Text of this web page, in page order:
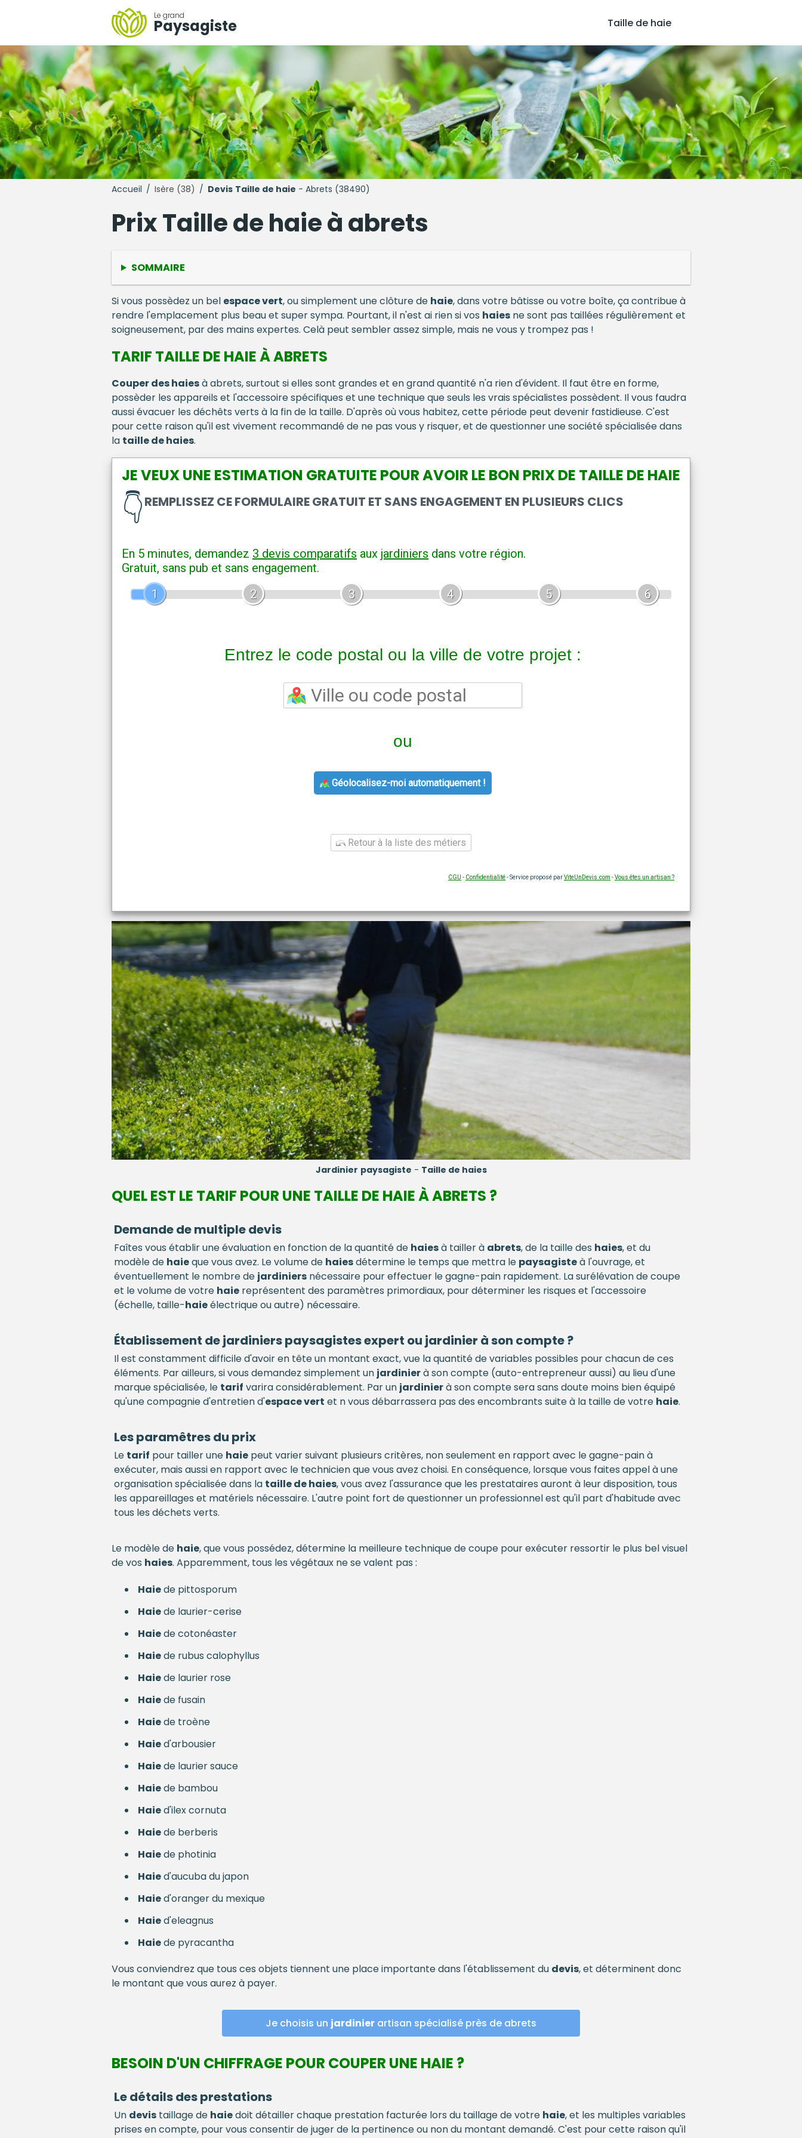
Le grand
Paysagiste Taille de haie
Accueil / Isère (38) / Devis Taille de haie - Abrets (38490)
Prix Taille de haie à abrets
SOMMAIRE
Si vous possèdez un bel espace vert, ou simplement une clôture de haie, dans votre bâtisse ou votre boîte, ça contribue à
rendre l'emplacement plus beau et super sympa. Pourtant, il n'est ai rien si vos haies ne sont pas taillées régulièrement et
soigneusement, par des mains expertes. Celà peut sembler assez simple, mais ne vous y trompez pas !
TARIF TAILLE DE HAIE À ABRETS
Couper des haiesà abrets, surtout si elles sont grandes et en grand quantité n'a rien d'évident. Il faut être en forme,
possèder les appareils et l'accessoire spécifiques et une technique que seuls les vrais spécialistes possèdent. Il vous faudra
aussi évacuer les déchêts verts à la fin de la taille. D'après où vous habitez, cette période peut devenir fastidieuse. C'est
pour cette raison qu'il est vivement recommandé de ne pas vous y risquer, et de questionner une société spécialisée dans
la taille de haies.
JE VEUX UNE ESTIMATION GRATUITE POUR AVOIR LE BON PRIX DE TAILLE DE HAIE
REMPLISSEZ CE FORMULAIRE GRATUIT ET SANS ENGAGEMENT EN PLUSIEURS CLICS
👇
En 5 minutes, demandez 3 devis comparatifs aux jardiniers dans votre région.
Gratuit, sans pub et sans engagement.
1
2 3 4 5 6
Entrez le code postal ou la ville de votre projet :
ou
Géolocalisez-moi automatiquement !
Retour à la liste des métiers
CGU - Confidentialité- Service proposé parViteUnDevis.com -Vous êtes un artisan ?
Jardinier paysagiste - Taille de haies
QUEL EST LE TARIF POUR UNE TAILLE DE HAIE À ABRETS ?
Demande de multiple devis
Faîtes vous établir une évaluation en fonction de la quantité de haiesà tailler à abrets, de la taille des haies, et du
modèle de haieque vous avez. Le volume de haiesdétermine le temps que mettra le paysagisteà l'ouvrage, et
éventuellement le nombre de jardiniers nécessaire pour effectuer le gagne-pain rapidement. La surélévation de coupe
et le volume de votre haie représentent des paramètres primordiaux, pour déterminer les risques et l'accessoire
(échelle, taille-haieélectrique ou autre) nécessaire.
Établissement de jardiniers paysagistes expert ou jardinier à son compte ?
Il est constamment difficile d'avoir en tête un montant exact, vue la quantité de variables possibles pour chacun de ces
éléments. Par ailleurs, si vous demandez simplement un jardinierà son compte (auto-entrepreneur aussi) au lieu d'une
marque spécialisée, le tarif varira considérablement. Par un jardinierà son compte sera sans doute moins bien équipé
qu'une compagnie d'entretien d'espace vert et n vous débarrassera pas des encombrants suite à la taille de votre haie.
Les paramêtres du prix
Le tarif pour tailler une haie peut varier suivant plusieurs critères, non seulement en rapport avec le gagne-pain à
exécuter, mais aussi en rapport avec le technicien que vous avez choisi. En conséquence, lorsque vous faites appel à une
organisation spécialisée dans la taille de haies, vous avez l'assurance que les prestataires auront à leur disposition, tous
les appareillages et matériels nécessaire. L'autre point fort de questionner un professionnel est qu'il part d'habitude avec
tous les déchets verts.
Le modèle de haie, que vous possédez, détermine la meilleure technique de coupe pour exécuter ressortir le plus bel visuel
de vos haies. Apparemment, tous les végétaux ne se valent pas :
Haiede pittosporum
Haiede laurier-cerise
Haiede cotonéaster
Haiede rubus calophyllus
Haiede laurier rose
Haiede fusain
Haiede troène
Haied'arbousier
Haiede laurier sauce
Haiede bambou
Haied'ilex cornuta
Haiede berberis
Haiede photinia
Haied'aucuba du japon
Haied'oranger du mexique
Haied'eleagnus
Haiede pyracantha
Vous conviendrez que tous ces objets tiennent une place importante dans l'établissement du devis, et déterminent donc
le montant que vous aurez à payer.
Je choisis un jardinier artisan spécialisé près de abrets
BESOIN D'UN CHIFFRAGE POUR COUPER UNE HAIE ?
Le détails des prestations
Un devis taillage de haiedoit détailler chaque prestation facturée lors du taillage de votre haie, et les multiples variables
prises en compte, pour vous consentir de juger de la pertinence ou non du montant demandé. C'est pour cette raison qu'il